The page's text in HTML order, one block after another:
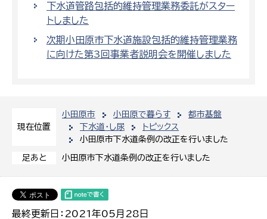
現在位置
小田原市 小田原で暮らす
都市基盤
下水道・し尿
トピックス
小田原市下水道条例の改正を行いました
足あと 小田原市下水道条例の改正を行いました
最終更新日：2021年05月28日
下水道管路包括的維持管理業務委託がスター
トしました
次期小田原市下水道施設包括的維持管理業務
に向けた第3回事業者説明会を開催しました